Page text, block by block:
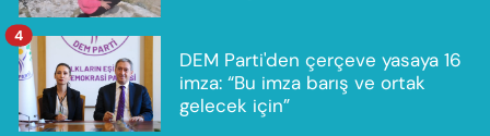
DEM Parti'den çerçeve yasaya 16
imza: “Bu imza barış ve ortak
gelecek için”
4